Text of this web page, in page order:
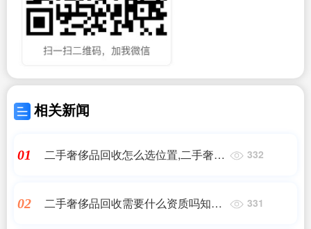
相关新闻
01
二手奢侈品回收怎么选位置,二手奢侈
332
02
二手奢侈品回收需要什么资质吗知乎,
331